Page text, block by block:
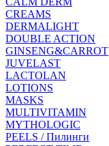
CREAMS
DERMALIGHT
DOUBLE ACTION
GINSENG&CARROT
JUVELAST
LACTOLAN
LOTIONS
MASKS
MULTIVITAMIN
MYTHOLOGIC
PEELS / Пилинги